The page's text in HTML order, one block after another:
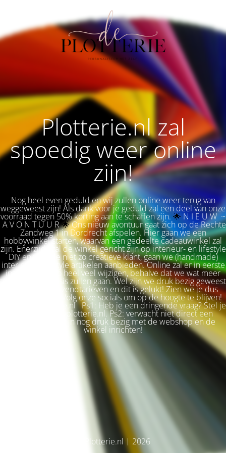
Plotterie.nl zal
spoedig weer online
zijn!
Nog heel even geduld en wij zullen online weer terug van
weggeweest zijn! Als dank voor je geduld zal een deel van onze
voorraad tegen 50% korting aan te schaffen zijn. 🌟 N I E U W ~
A V O N T U U R🌟Ons nieuw avontuur gaat zich op de Rechte
Zandweg 1 in Dordrecht afspelen. Hier gaan we een
hobbywinkel starten, waarvan een gedeelte cadeauwinkel zal
zijn. Enerzijds zal de winkel gericht zijn op interieur- en lifestyle
DIY en voor de niet zo creatieve klant, gaan we (handmade)
interieur & lifestyle artikelen aanbieden. Online zal er in eerste
instantie niet zo heel veel wijzigen, behalve dat we wat meer
terug naar de basis zullen gaan. Wel zijn we druk bezig geweest
met betere verzendtarieven en dit is gelukt! Zien we je dus
snel weer terug? Volg onze socials om op de hoogte te blijven!
Liefs, Ilse. Plotterie.nl Ps1: Heb je een dringende vraag? Stel je
vraag via info@plotterie.nl. Ps2: verwacht niet direct een
antwoord. We zijn nog druk bezig met de webshop en de
winkel inrichten!
© Plotterie.nl | 2026